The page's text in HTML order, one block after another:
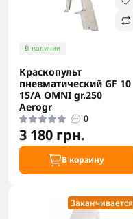
В наличии
Краскопульт
пневматический GF 10
15/A OMNI gr.250
Aerogr
0
3 180 грн.
В корзину
Заканчивается